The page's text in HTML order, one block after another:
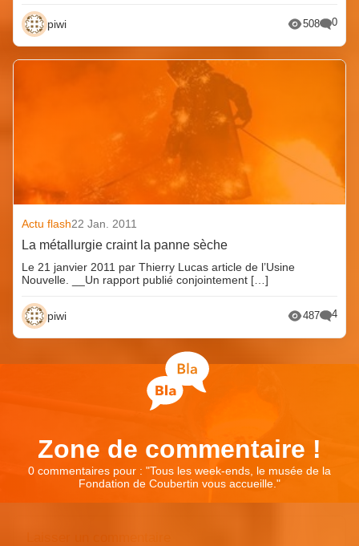
piwi 508 0
Actu flash22 Jan. 2011
La métallurgie craint la panne sèche
Le 21 janvier 2011 par Thierry Lucas article de l’Usine
Nouvelle. __Un rapport publié conjointement […]
piwi 487 4
Zone de commentaire !
0 commentaires pour : "Tous les week-ends, le musée de la
Fondation de Coubertin vous accueille. "